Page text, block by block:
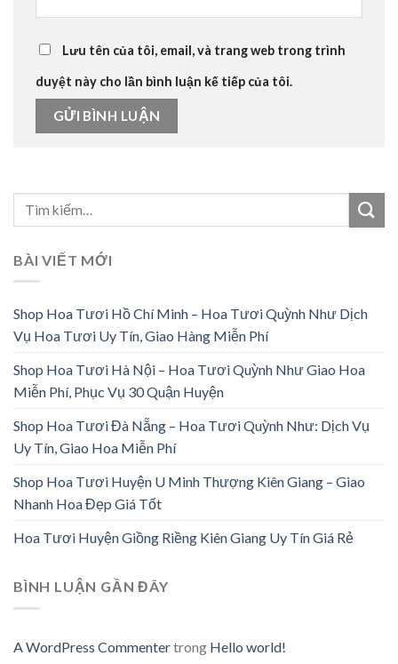
Lưu tên của tôi, email, và trang web trong trình
duyệt này cho lần bình luận kế tiếp của tôi.
BÀI VIẾT MỚI
Shop Hoa Tươi Hồ Chí Minh – Hoa Tươi Quỳnh Như Dịch
Vụ Hoa Tươi Uy Tín, Giao Hàng Miễn Phí
Shop Hoa Tươi Hà Nội – Hoa Tươi Quỳnh Như Giao Hoa
Miễn Phí, Phục Vụ 30 Quận Huyện
Shop Hoa Tươi Đà Nẵng – Hoa Tươi Quỳnh Như: Dịch Vụ
Uy Tín, Giao Hoa Miễn Phí
Shop Hoa Tươi Huyện U Minh Thượng Kiên Giang – Giao
Nhanh Hoa Đẹp Giá Tốt
Hoa Tươi Huyện Giồng Riềng Kiên Giang Uy Tín Giá Rẻ
BÌNH LUẬN GẦN ĐÂY
A WordPress Commentertrong Hello world!